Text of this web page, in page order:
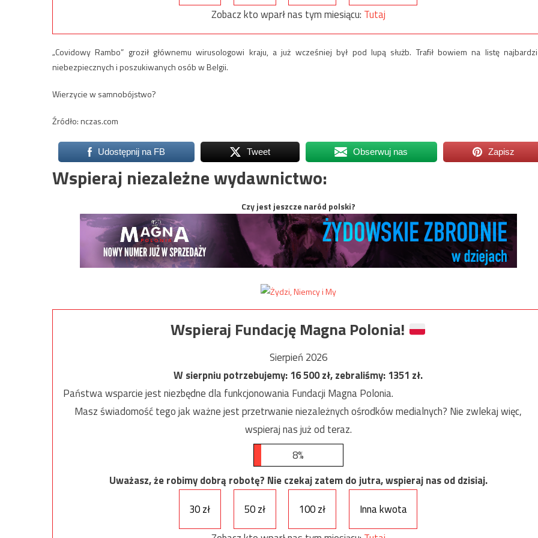
Zobacz kto wparł nas tym miesiącu: Tutaj
„Covidowy Rambo” groził głównemu wirusologowi kraju, a już wcześniej był pod lupą służb. Trafił bowiem na listę
niebezpiecznych i poszukiwanych osób w Belgii.
Wierzycie w samnobójstwo?
Źródło: nczas.com
Udostępnij na FB Tweet Obserwuj nas Zapisz
Wspieraj niezależne wydawnictwo:
Czy jest jeszcze naród polski?
Wspieraj Fundację Magna Polonia!
Sierpień 2026
W sierpniu potrzebujemy:16 500zł, zebraliśmy:1351 zł.
Państwa wsparcie jest niezbędne dla funkcjonowania Fundacji Magna Polonia.
Masz świadomość tego jak ważne jest przetrwanie niezależnych ośrodków medialnych? Nie zwlekaj więc,
wspieraj nas już od teraz.
8%
Uważasz, że robimy dobrą robotę? Nie czekaj zatem do jutra, wspieraj nas od dzisiaj.
30 zł
50 zł 100 zł
Inna kwota